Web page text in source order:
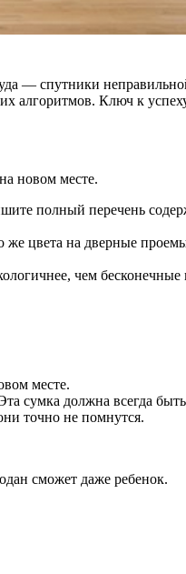
— спутники
алгоритмов. Ключ к
новом месте.
полный перечень
цвета на дверные
чем
месте.
сумка должна всегда
точно не помнутся.
сможет даже ребенок.